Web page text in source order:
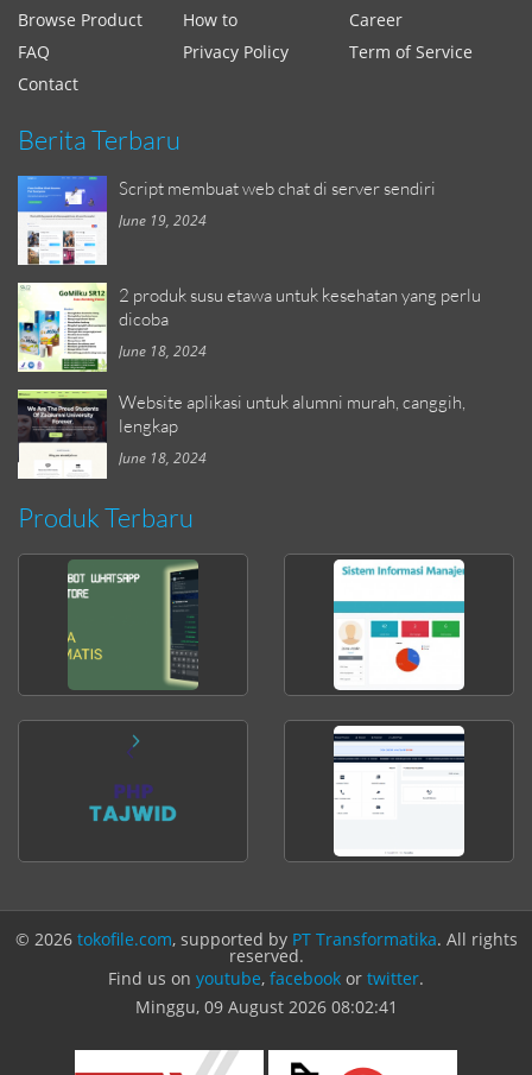
Browse Product
How to
Career
FAQ
Privacy Policy
Term of Service
Contact
Berita Terbaru
Script membuat web chat di server sendiri
June 19, 2024
2 produk susu etawa untuk kesehatan yang perlu
dicoba
June 18, 2024
Website aplikasi untuk alumni murah, canggih,
lengkap
June 18, 2024
Produk Terbaru
© 2026 tokofile.com, supported by PT Transformatika. All rights
reserved.
Find us on youtube, facebook or twitter.
Minggu, 09 August 2026 08:02:41